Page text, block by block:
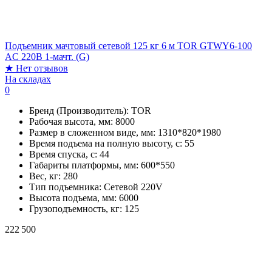
Подъемник мачтовый сетевой 125 кг 6 м TOR GTWY6-100
AC 220В 1-мачт. (G)
★ Нет отзывов
На складах
0
Бренд (Производитель): TOR
Рабочая высота, мм: 8000
Размер в сложенном виде, мм: 1310*820*1980
Время подъема на полную высоту, с: 55
Время спуска, с: 44
Габариты платформы, мм: 600*550
Вес, кг: 280
Тип подъемника: Сетевой 220V
Высота подъема, мм: 6000
Грузоподъемность, кг: 125
222 500